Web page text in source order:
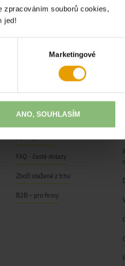
zpracováním souborů cookies,
jed!
Marketingové
ANO, SOUHLASÍM
odebírat novinky a souhlasím se
NAŠE SLUŽBY
Módní inspirace
Úpravy oděvů
FAQ - časté dotazy
Zboží stažené z trhu
B2B – pro firmy